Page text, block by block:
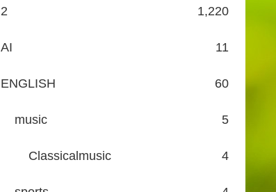
2 1,220
AI 11
ENGLISH 60
music 5
Classicalmusic 4